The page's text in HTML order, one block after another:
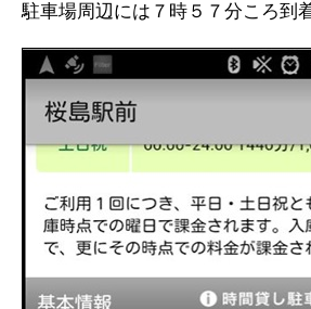
駐車場周辺には７時５７分ころ到